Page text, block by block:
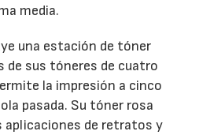
media.
una estación de tóner
de sus tóneres de cuatro
la impresión a cinco
pasada. Su tóner rosa
aplicaciones de retratos y